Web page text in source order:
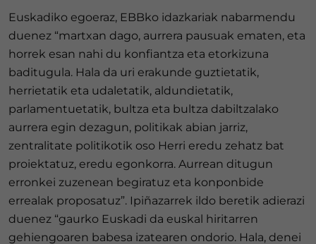
Euskadiko egoeraz, EBBko idazkariak nabarmendu
duenez “martxan dago, aurrera pausuak ematen, eta
horrek esan nahi du konfiantza eta etorkizuna
baditugula. Hala da uri erakunde guztietatik,
herrietatik eta udaletatik, aldundietatik,
parlamentuetatik, bultza eta bultza dabiltzalako
aurrera egin dezagun, politikak abian jarriz,
zentralitate politikotik oso Herri eredu zehatz bat
proiektatuz, eredu egonkorra. Aurrean ditugun
erronkei zuzenean begiratuz eta konponbide
errealak proposatuz”. Ipiñazarrek ildo beretik adierazi
duenez “gaurko Euskadi da euskal hiritarren
gehiengoaren babesa izatearen ondorio. Hala, denei